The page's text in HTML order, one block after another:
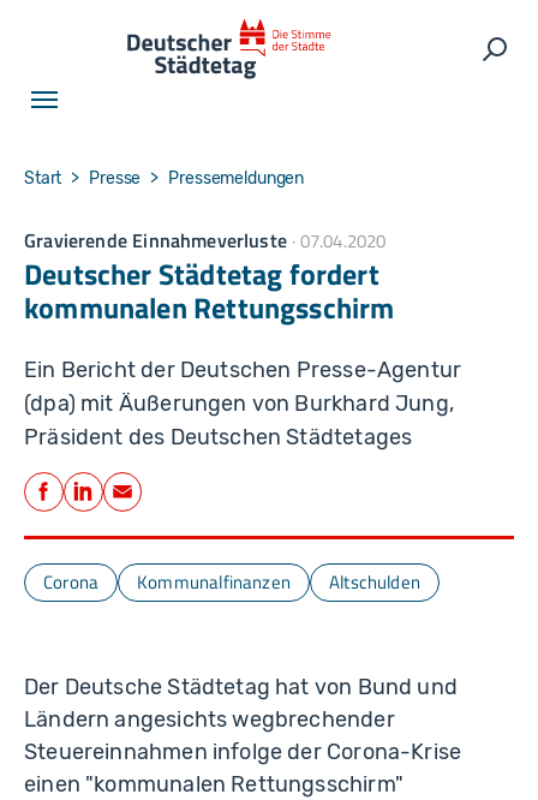
You are here:
Start Presse Pressemeldungen
Gravierende Einnahmeverluste 07.04.2020
Deutscher Städtetag fordert
kommunalen Rettungsschirm
Ein Bericht der Deutschen Presse-Agentur
(dpa) mit Äußerungen von Burkhard Jung,
Präsident des Deutschen Städtetages
Teilen
Facebook
LinkedIn
E-Mail
Corona Kommunalfinanzen Altschulden
Der Deutsche Städtetag hat von Bund und
Ländern angesichts wegbrechender
Steuereinnahmen infolge der Corona-Krise
einen "kommunalen Rettungsschirm"